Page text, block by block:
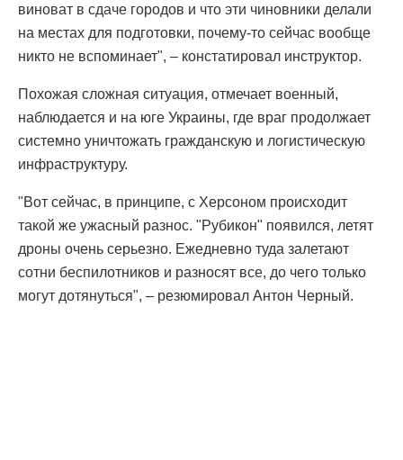
виноват в сдаче городов и что эти чиновники делали
на местах для подготовки, почему-то сейчас вообще
никто не вспоминает", – констатировал инструктор.
Похожая сложная ситуация, отмечает военный,
наблюдается и на юге Украины, где враг продолжает
системно уничтожать гражданскую и логистическую
инфраструктуру.
"Вот сейчас, в принципе, с Херсоном происходит
такой же ужасный разнос. "Рубикон" появился, летят
дроны очень серьезно. Ежедневно туда залетают
сотни беспилотников и разносят все, до чего только
могут дотянуться", – резюмировал Антон Черный.